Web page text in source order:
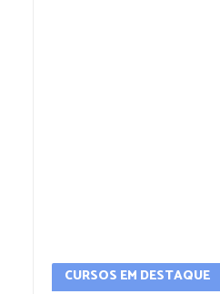
CURSOS EM DESTAQUE